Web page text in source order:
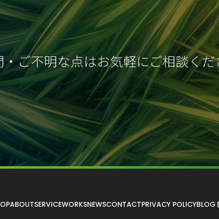
ご不明な点はお気軽にご相談く
ABOUTSERVICEWORKSNEWSCONTACTPRIVACY POLICYBLOG